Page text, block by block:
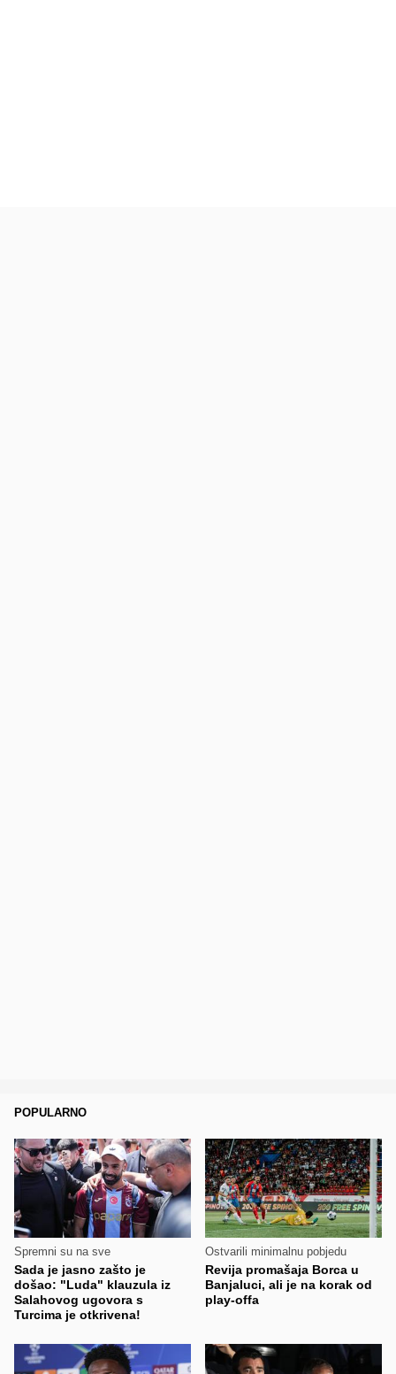
POPULARNO
Spremni su na sve
Sada je jasno zašto je
došao: "Luda" klauzula iz
Salahovog ugovora s
Turcima je otkrivena!
Ostvarili minimalnu pobjedu
Revija promašaja Borca u
Banjaluci, ali je na korak od
play-offa